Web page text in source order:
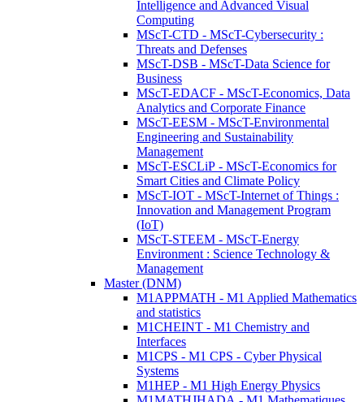
Intelligence and Advanced Visual
Computing
MScT-CTD - MScT-Cybersecurity :
Threats and Defenses
MScT-DSB - MScT-Data Science for
Business
MScT-EDACF - MScT-Economics, Data
Analytics and Corporate Finance
MScT-EESM - MScT-Environmental
Engineering and Sustainability
Management
MScT-ESCLiP - MScT-Economics for
Smart Cities and Climate Policy
MScT-IOT - MScT-Internet of Things :
Innovation and Management Program
(IoT)
MScT-STEEM - MScT-Energy
Environment : Science Technology &
Management
Master (DNM)
M1APPMATH - M1 Applied Mathematics
and statistics
M1CHEINT - M1 Chemistry and
Interfaces
M1CPS - M1 CPS - Cyber Physical
Systems
M1HEP - M1 High Energy Physics